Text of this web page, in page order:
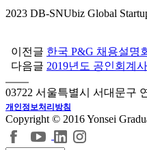
2023 DB-SNUbiz Global
이전글 한국 P&G 채용설명
다음글 2019년도 공인회계
03722 서울특별시 서대문구
개인정보처리방침
Copyright © 2016 Yonsei